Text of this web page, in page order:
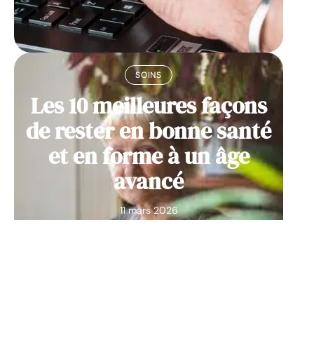
SOINS
Les 10 meilleures façons
de rester en bonne santé
et en forme à un âge
avancé
11 mars 2026